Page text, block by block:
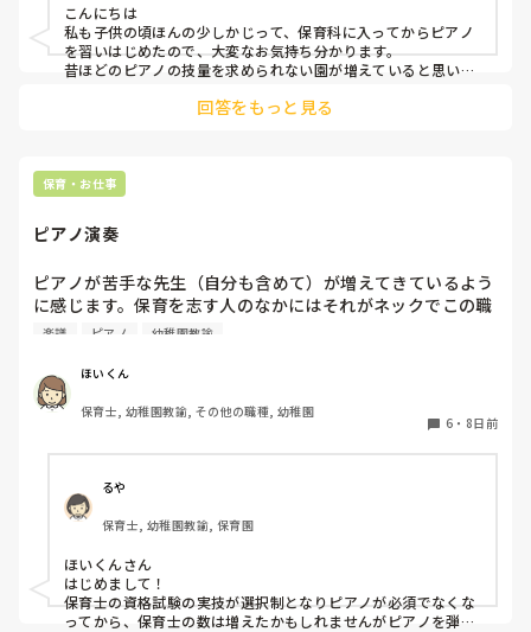
こんにちは
私も子供の頃ほんの少しかじって、保育科に入ってからピアノ
を習いはじめたので、大変なお気持ち分かります。
昔ほどのピアノの技量を求められない園が増えていると思いま
人前で弾くのも回数をこなすしかないかもです(^_^;)
回答をもっと見る
保育・お仕事
ピアノ演奏
ピアノが苦手な先生（自分も含めて）が増えてきているよう
に感じます。保育を志す人のなかにはそれがネックでこの職
をあきらめる人が多いのも事実です。人手不足だから、「そ
という矛盾があります。
みなさんの園ではピアノ演奏、どこまで求められますか？
また、CDなどで代用することに関して、客観的にどう感じ
楽譜 ピアノ 幼稚園教諭
ほいくん
保育士, 幼稚園教諭, その他の職種, 幼稚園
6 ・ 8日前
るや
保育士, 幼稚園教諭, 保育園
ほいくんさん
はじめまして！
保育士の資格試験の実技が選択制となりピアノが必須でなくな
ってから、保育士の数は増えたかもしれませんがピアノを弾け